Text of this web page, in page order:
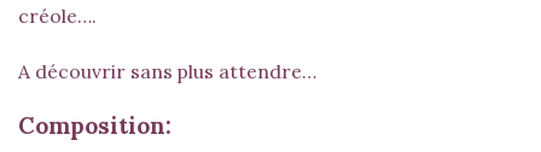
créole….
A découvrir sans plus attendre…
Composition: